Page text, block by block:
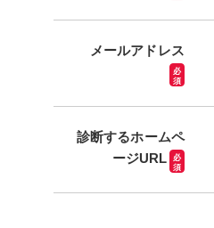
メールアドレス
必
須
診断するホームペ
ージURL
必
須